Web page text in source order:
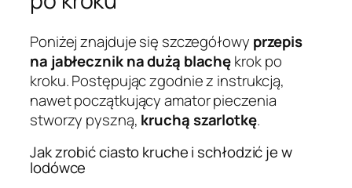
Poniżej znajduje się szczegółowy przepis
na jabłecznik na dużą blachękrok po
kroku. Postępując zgodnie z instrukcją,
nawet początkujący amator pieczenia
stworzy pyszną, kruchą szarlotkę.
Jak zrobić ciasto kruche i schłodzić je w
lodówce